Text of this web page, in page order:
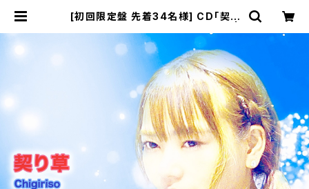
[初回限定盤 先着34名様] CD「契り
キンピカッ☆